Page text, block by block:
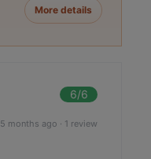
More details
6/6
5 months ago · 1 review